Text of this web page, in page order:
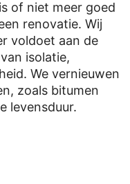
of niet meer goed
renovatie. Wij
voldoet aan de
isolatie,
We vernieuwen
zoals bitumen
levensduur.